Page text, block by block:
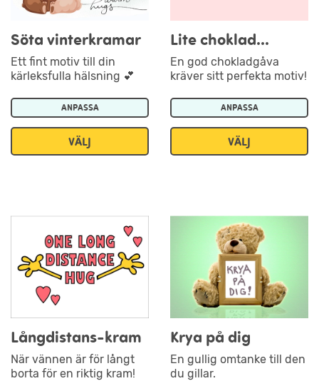
Söta vinterkramar
Ett fint motiv till din
kärleksfulla hälsning 💕
ANPASSA
VÄLJ
Lite choklad...
En god chokladgåva
kräver sitt perfekta motiv!
ANPASSA
VÄLJ
Långdistans-kram
När vännen är för långt
borta för en riktig kram!
Krya på dig
En gullig omtanke till den
du gillar.